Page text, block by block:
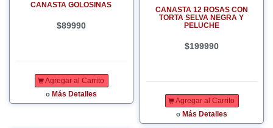
CANASTA GOLOSINAS
$89990
Agregar al Carrito
o Más Detalles
CANASTA 12 ROSAS CON
TORTA SELVA NEGRA Y
PELUCHE
$199990
Agregar al Carrito
o Más Detalles